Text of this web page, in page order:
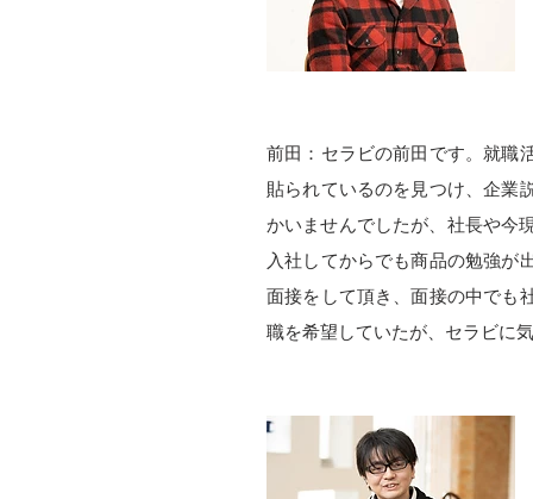
前田：セラビの前田です。就職
貼られているのを見つけ、企業
かいませんでしたが、社長や今
入社してからでも商品の勉強が
面接をして頂き、面接の中でも
職を希望していたが、セラビに